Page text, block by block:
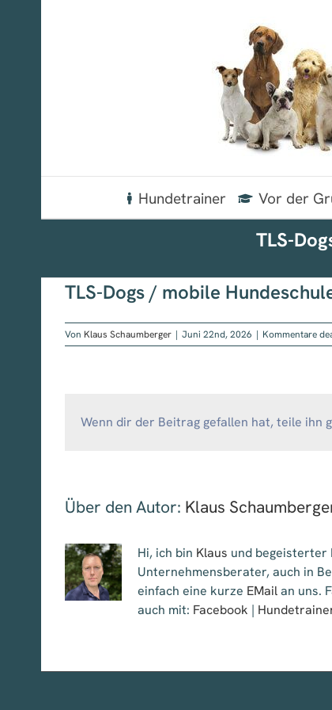
Hundetrainer Vor der
TLS-
TLS-Dogs / mobile
Von Klaus Schaumberger | Juni 22nd, 2026 | Kommentare
Wenn dir der Beitrag gefallen hat, teile ihn
Über den Autor: Klaus
Hi, ich bin Klaus und begeisterter
Unternehmensberater, auch in
einfach eine kurze EMailan uns.
auch mit: Facebook |